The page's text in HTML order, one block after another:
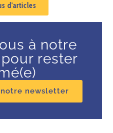
d'articles
à notre
rester
notre newsletter